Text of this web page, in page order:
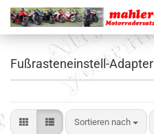
Fußrasteneinstell-Adapter
Sortieren nach